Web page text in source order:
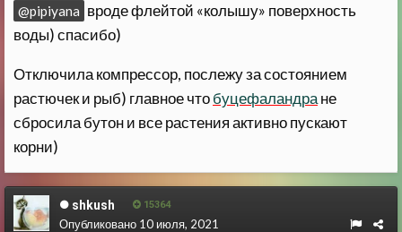
@pipiyana вроде флейтой «колышу» поверхность
воды) спасибо)
Отключила компрессор, послежу за состоянием
растючек и рыб) главное чтобуцефаландране
сбросила бутон и все растения активно пускают
корни)
shkush 15364
Опубликовано 10 июля, 2021